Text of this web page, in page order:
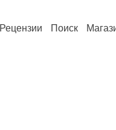
Рецензии Поиск